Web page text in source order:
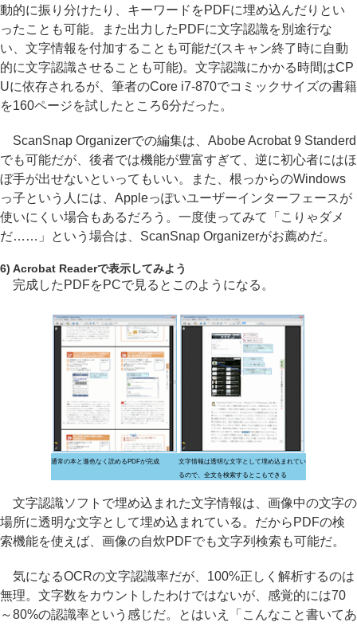
動的に振り分けたり、キーワードをPDFに埋め込んだりとい
ったことも可能。また出力したPDFに文字認識を別途行な
い、文字情報を付加することも可能だ(スキャン終了時に自動
的に文字認識させることも可能)。文字認識にかかる時間はCP
Uに依存されるが、筆者のCore i7-870でコミックサイズの書籍
を160ページを試したところ6分だった。
ScanSnap Organizerでの編集は、Abobe Acrobat 9 Standerd
でも可能だが、後者では機能が豊富すぎて、逆に初心者にはほ
ぼ手が出せないといってもいい。また、根っからのWindows
っ子という人には、Appleっぽいユーザーインターフェースが
使いにくい場合もあるだろう。一度使ってみて「こりゃダメ
だ……」という場合は、ScanSnap Organizerがお薦めだ。
6) Acrobat Readerで表示してみよう
完成したPDFをPCで見るとこのようになる。
通常の本と遜色なく読めるPDFが完成
文字情報は透明な文字として埋め込まれてい
るので、全文を検索するとこもできる
文字認識ソフトで埋め込まれた文字情報は、画像中の文字の
場所に透明な文字として埋め込まれている。だからPDFの検
索機能を使えば、画像の自炊PDFでも文字列検索も可能だ。
気になるOCRの文字認識率だが、100%正しく解析するのは
無理。文字数をカウントしたわけではないが、感覚的には70
～80%の認識率という感じだ。とはいえ「こんなこと書いてあ